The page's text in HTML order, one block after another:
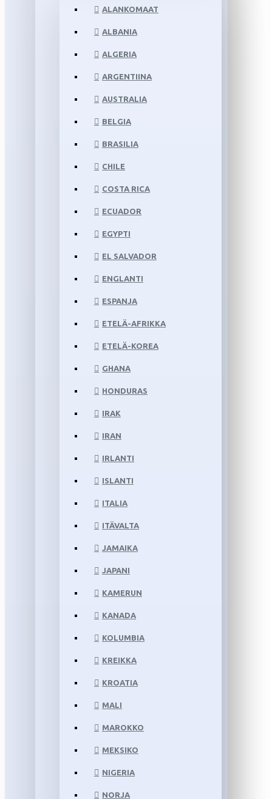
ALANKOMAAT
ALBANIA
ALGERIA
ARGENTIINA
AUSTRALIA
BELGIA
BRASILIA
CHILE
COSTA RICA
ECUADOR
EGYPTI
EL SALVADOR
ENGLANTI
ESPANJA
ETELÄ-AFRIKKA
ETELÄ-KOREA
GHANA
HONDURAS
IRAK
IRAN
IRLANTI
ISLANTI
ITALIA
ITÄVALTA
JAMAIKA
JAPANI
KAMERUN
KANADA
KOLUMBIA
KREIKKA
KROATIA
MALI
MAROKKO
MEKSIKO
NIGERIA
NORJA